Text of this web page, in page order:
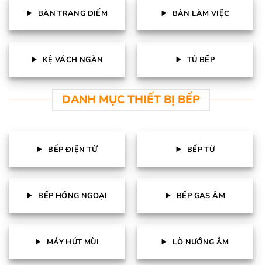
BÀN TRANG ĐIỂM BÀN LÀM VIỆC
KỆ VÁCH NGĂN TỦ BẾP
DANH MỤC THIẾT BỊ BẾP
BẾP ĐIỆN TỪ BẾP TỪ
BẾP HỒNG NGOẠI BẾP GAS ÂM
MÁY HÚT MÙI LÒ NƯỚNG ÂM